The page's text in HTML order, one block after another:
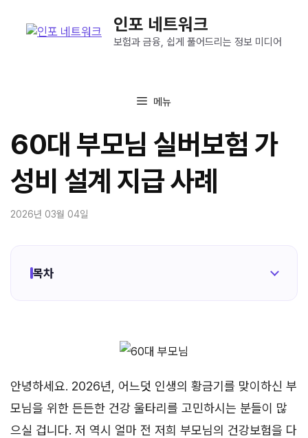
인포 네트워크
보험과 금융, 쉽게 풀어드리는 정보 미디어
메뉴
60대 부모님 실버보험 가
성비 설계 지급 사례
2026년 03월 04일
목차
안녕하세요. 2026년, 어느덧 인생의 황금기를 맞이하신 부
모님을 위한 든든한 건강 울타리를 고민하시는 분들이 많
으실 겁니다. 저 역시 얼마 전 저희 부모님의 건강보험을 다